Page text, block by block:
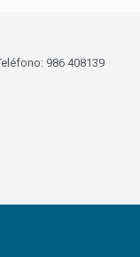
986 408139